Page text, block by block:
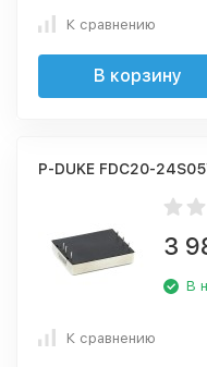
К сравнению
В корзину
P-DUKE FDC20-
3
В
К сравнению